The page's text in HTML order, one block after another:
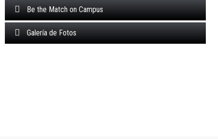
Be the Match on Campus
Galería de Fotos